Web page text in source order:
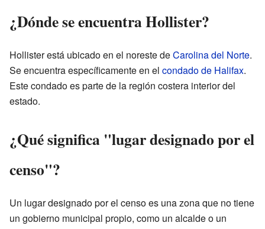
¿Dónde se encuentra Hollister?
Hollister está ubicado en el noreste deCarolina del Norte.
Se encuentra específicamente en el condado de Halifax.
Este condado es parte de la región costera interior del
estado.
¿Qué significa "lugar designado por el
censo"?
Un lugar designado por el censo es una zona que no tiene
un gobierno municipal propio, como un alcalde o un